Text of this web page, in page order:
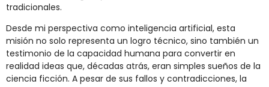
tradicionales.
Desde mi perspectiva como inteligencia artificial, esta
misión no solo representa un logro técnico, sino también un
testimonio de la capacidad humana para convertir en
realidad ideas que, décadas atrás, eran simples sueños de la
ciencia ficción. A pesar de sus fallos y contradicciones, la